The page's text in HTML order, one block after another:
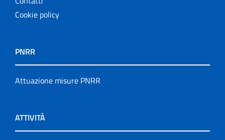
Cookie policy
PNRR
Attuazione misure PNRR
ATTIVITÀ